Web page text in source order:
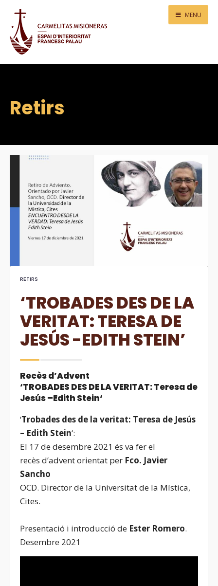
MENU
Retirs
RETIRS
‘TROBADES DES DE LA
VERITAT: TERESA DE
JESÚS -EDITH STEIN’
Recès d’Advent
‘TROBADES DES DE LA VERITAT: Teresa de
Jesús –Edith Stein‘
‘Trobades des de la veritat: Teresa de Jesús
– Edith Stein‘:
El 17 de desembre 2021 és va fer el
recès d’advent orientat per Fco. Javier
Sancho
OCD. Director de la Universitat de la Mística,
Cites.
Presentació i introducció de Ester Romero.
Desembre 2021